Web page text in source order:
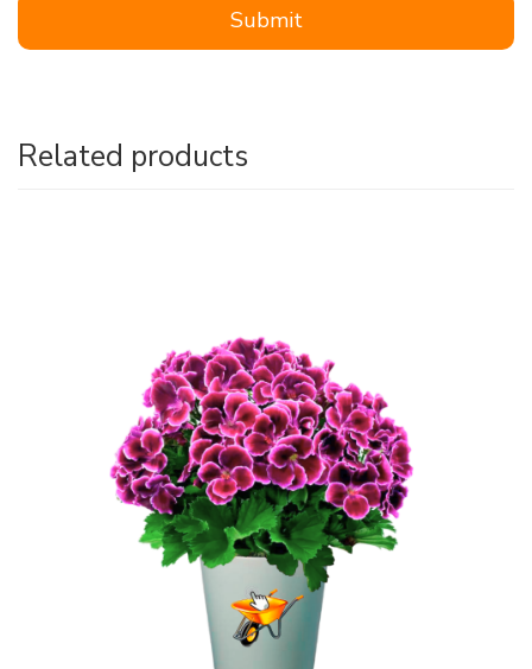
Related products